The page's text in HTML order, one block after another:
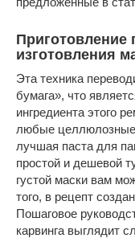
Приготовление
изготовления
Эта техника
бумага», что
ингредиента этого
любые целлюлозные
лучшая паста для
простой и дешевой
густой маски вам
того, в рецепт
Пошаговое
карвинга выглядит